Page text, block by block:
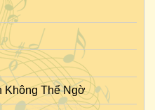
Không Thể Ngờ